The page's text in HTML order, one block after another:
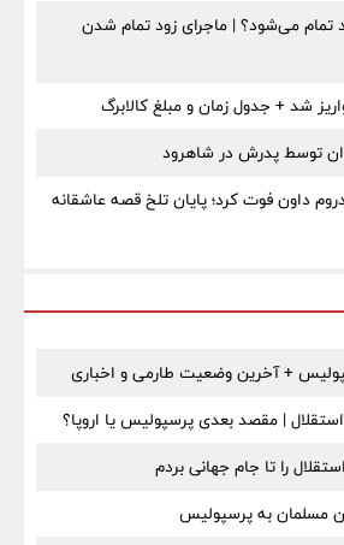
تمام می‌شود؟ | ماجرای زود تمام شدن
توسط پدرش در شاهرود
داون فوت کرد؛ پایان تلخ قصه عاشقانه
+ آخرین وضعیت طارمی و اخباری
| مقصد بعدی پرسپولیس یا اروپا؟
را تا جام جهانی بردم
به پرسپولیس